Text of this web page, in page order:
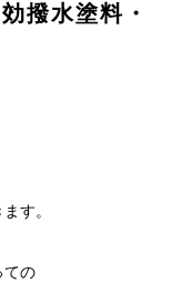
撥水塗料・
す。
ての